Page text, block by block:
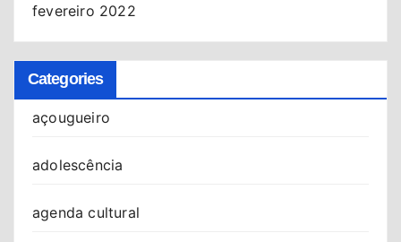
fevereiro 2022
Categories
açougueiro
adolescência
agenda cultural